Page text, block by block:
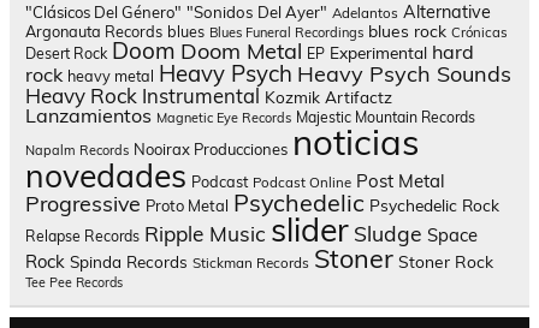
"Clásicos Del Género" "Sonidos Del Ayer" Adelantos Alternative
Argonauta Records blues Blues Funeral Recordings blues rock Crónicas
Desert Rock Doom Doom Metal EP Experimental hard
rock heavy metal Heavy Psych Heavy Psych Sounds
Heavy Rock Instrumental Kozmik Artifactz
Lanzamientos Magnetic Eye Records Majestic Mountain Records
Napalm Records Nooirax Producciones noticias
novedades Podcast Podcast Online Post Metal
Progressive Proto Metal Psychedelic Psychedelic Rock
Relapse Records Ripple Music slider Sludge Space
Rock Spinda Records Stickman Records Stoner Stoner Rock
Tee Pee Records